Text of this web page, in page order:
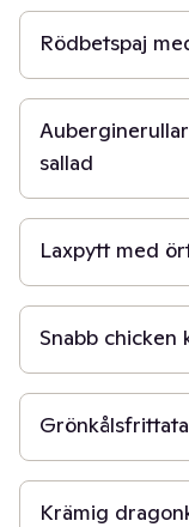
Rödbetspaj
40 min
sallad
30 min
Laxpytt med
20 min
Snabb chicken
40 min
40 min
Krämig